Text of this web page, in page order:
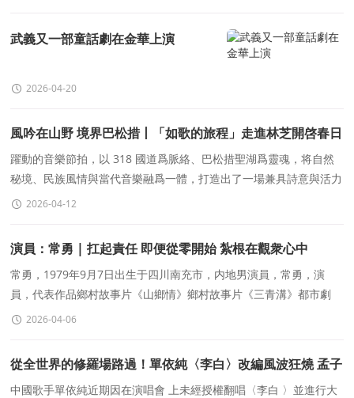
武義又一部童話劇在金華上演
2026-04-20
風吟在山野 境界巴松措丨「如歌的旅程」走進林芝開啓春日
浪漫之約
躍動的音樂節拍，以 318 國道爲脈絡、巴松措聖湖爲靈魂，将自然
秘境、民族風情與當代音樂融爲一體，打造出了一場兼具詩意與活力
的春日音樂盛會。
2026-04-12
演員：常勇 | 扛起責任 即便從零開始 紮根在觀衆心中
常勇，1979年9月7日出生于四川南充市，内地男演員，常勇，演
員，代表作品鄉村故事片《山鄉情》鄉村故事片《三青溝》都市劇
《愛在心中口難開》2023年，常勇出演由楊光原著的故事片《山鄉
2026-04-06
從全世界的修羅場路過！單依純〈李白〉改編風波狂燒 孟子
義神吐槽「李榮浩OK嗎」再被挖
中國歌手單依純近期因在演唱會 上未經授權翻唱〈李白 〉並進行大